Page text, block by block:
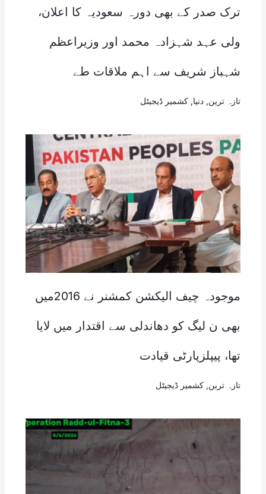
ترک صدر کے بھی دورہ سعودیہ کا اعلان،
ولی عہد شہزادہ محمد اور وزیراعظم
شہباز شریف سے اہم ملاقات طے
تازہ ترین دنیا کشمیر ڈیجیٹل
موجودہ چیف الیکشن کمشنر نے 2016میں
بھی ن لیگ کو دھاندلی سے اقتدار میں لایا
تھا، پیپلزپارٹی قیادت
تازہ ترین کشمیر ڈیجیٹل